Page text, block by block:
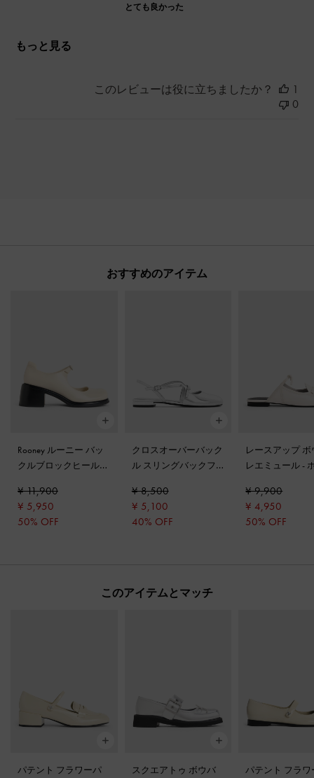
とても良かった
もっと見る
このレビューは役に立ちましたか？
1
0
おすすめのアイテム
Rooney ルーニー バッ
クルブロックヒールメ
ク
¥ 11,900
¥ 5,950
50% OFF
クロスオーバーバック
ル スリングバックフ
¥ 8,500
¥ 5,100
40% OFF
レースアップ ボ
レエミュール-
¥ 9,900
¥ 4,950
50% OFF
このアイテムとマッチ
パテント フラワーパ
スクエアトゥ ボウバ
パテント フラワ